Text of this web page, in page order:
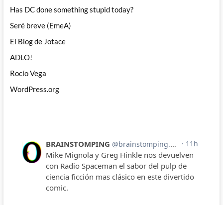
Has DC done something stupid today?
Seré breve (EmeA)
El Blog de Jotace
ADLO!
Rocío Vega
WordPress.org